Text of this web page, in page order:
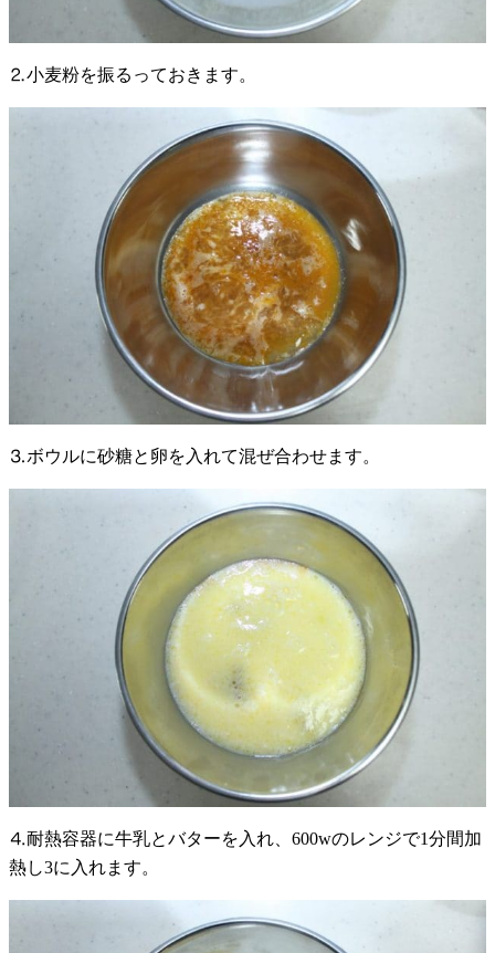
⒉小麦粉を振るっておきます。
⒊ボウルに砂糖と卵を入れて混ぜ合わせます。
⒋耐熱容器に牛乳とバターを入れ、600wのレンジで1分間加
熱し3に入れます。